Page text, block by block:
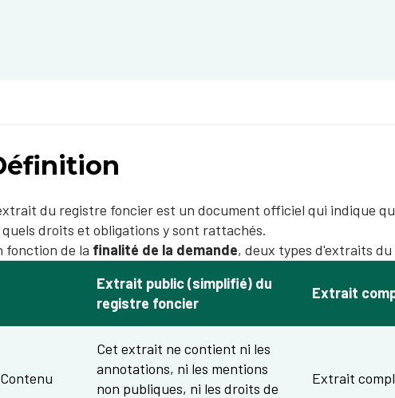
du registre foncier est un document officiel qui indique
droits et obligations y sont rattachés.
fonction de la finalité de la demande, deux types d'extraits
Extrait public (simplifié) du
registre foncier
Extrait
Contenu
Cet extrait ne contient ni les
annotations, ni les mentions
non publiques, ni les droits de
Extrait